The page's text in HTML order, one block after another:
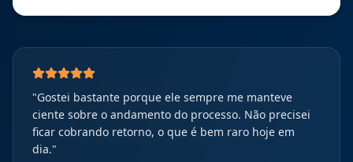
"Gostei bastante porque ele sempre me manteve
ciente sobre o andamento do processo. Não precisei
ficar cobrando retorno, o que é bem raro hoje em
dia."